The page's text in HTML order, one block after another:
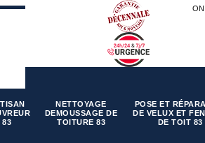
83
NETTOYAGE
DEMOUSSAGE DE
TOITURE 83
POSE ET
DE VELUX ET
DE TOIT 83